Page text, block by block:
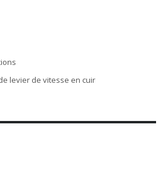
levier de vitesse en cuir